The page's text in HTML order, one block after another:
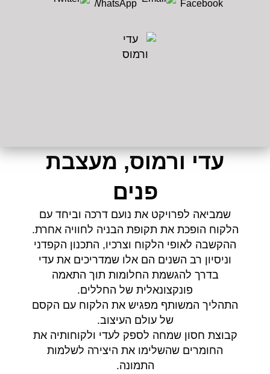
עדי ורמוס, מעצבת
פנים
שמביאה לפרויקט את נועם דרכה וביחד עם
הלקוח הופכת את תקופת הבניה לחוויה אחרת.
ההקשבה לאופי הלקוח וצרכיו, התכנון הקפדני
וניסיון רב השנים הם אלו שמדריכים את עדי
בדרך להגשמת החלומות תוך התאמה
פונקצונאלית של החללים.
התהליך המשותף מפגיש את הלקוח עם הקסם
של עולם העיצוב.
קבוצת חסון שמחה לספק לעדי ולקוחותיה את
החומרים שהשלימו את היצירה לשלמות
התמונה.